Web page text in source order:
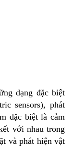
dạng đặc biệt
sensors), phát
đặc biệt là cảm
với nhau trong
và phát hiện vật